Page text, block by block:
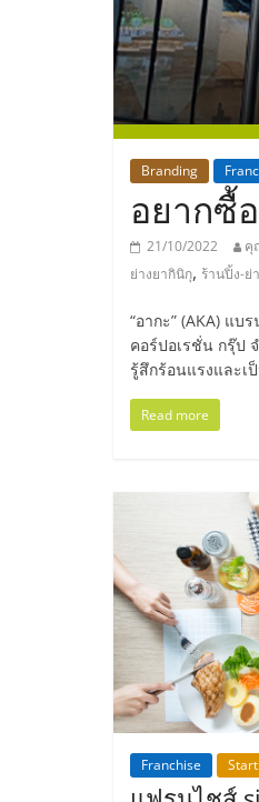
เอ
ส
เอ็
มอี
ไทย,
SMEs,
แฟ
รน
ไชส์,
ที่
ปรึกษ
แฟ
Branding
อยากซื้
21/10/2022 คุ
ย่างยากินิกุ, ร้านปิ้ง-ย่
“อากะ” (AKA) แ
คอร์ปอเรชั่น กรุ๊ป
รู้สึกร้อนแรงและเ
Read more
Franchise